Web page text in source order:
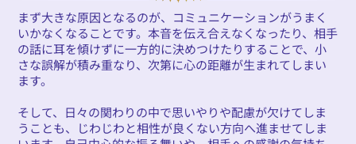
まず大きな原因となるのが、コミュニケーションがうまく
いかなくなることです。本音を伝え合えなくなったり、相手
の話に耳を傾けずに一方的に決めつけたりすることで、小
さな誤解が積み重なり、次第に心の距離が生まれてしまい
ます。
そして、日々の関わりの中で思いやりや配慮が欠けてしま
うことも、じわじわと相性が良くない方向へ進ませてしま